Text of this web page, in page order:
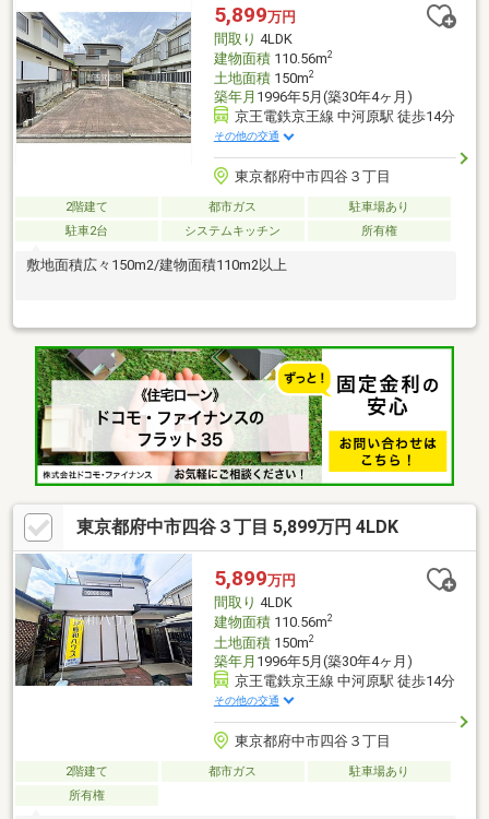
5,899万円
間取り 4LDK
建物面積110.56m2
土地面積150m2
築年月 1996年5月(築30年4ヶ月)
京王電鉄京王線 中河原駅 徒歩14分
その他の交通
東京都府中市四谷３丁目
2階建て 都市ガス
駐車場あり
駐車2台
システムキッチン 所有権
敷地面積広々150m2/建物面積110m2以上
東京都府中市四谷３丁目 5,899万円 4LDK
5,899万円
間取り 4LDK
建物面積110.56m2
土地面積150m2
築年月 1996年5月(築30年4ヶ月)
京王電鉄京王線 中河原駅 徒歩14分
その他の交通
東京都府中市四谷３丁目
2階建て 都市ガス
駐車場あり
所有権